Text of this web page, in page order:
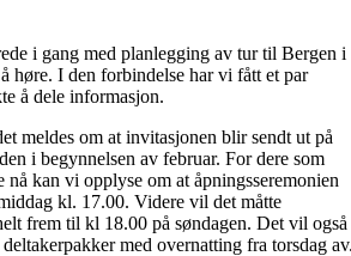
i gang med planlegging av tur til Bergen i
høre. I den forbindelse har vi fått et par
å dele informasjon.
meldes om at invitasjonen blir sendt ut på
i begynnelsen av februar. For dere som
nå kan vi opplyse om at åpningsseremonien
kl. 17.00. Videre vil det måtte
frem til kl 18.00 på søndagen. Det vil også
med overnatting fra torsdag